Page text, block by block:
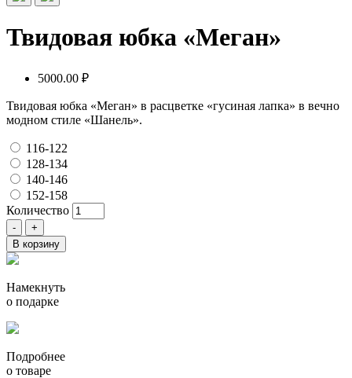
Твидовая юбка «Меган»
5000.00 ₽
Твидовая юбка «Меган» в расцветке «гусиная лапка» в вечно
модном стиле «Шанель».
116-122
128-134
140-146
152-158
Количество
В корзину
Намекнуть
о подарке
Подробнее
о товаре